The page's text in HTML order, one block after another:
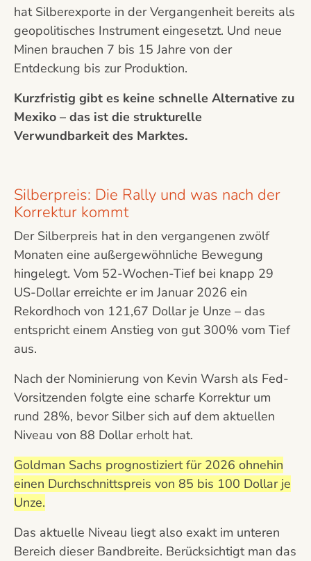
hat Silberexporte in der Vergangenheit bereits als
geopolitisches Instrument eingesetzt. Und neue
Minen brauchen 7 bis 15 Jahre von der
Entdeckung bis zur Produktion.
Kurzfristig gibt es keine schnelle Alternative zu
Mexiko – das ist die strukturelle
Verwundbarkeit des Marktes.
Silberpreis: Die Rally und was nach der
Korrektur kommt
Der Silberpreis hat in den vergangenen zwölf
Monaten eine außergewöhnliche Bewegung
hingelegt. Vom 52-Wochen-Tief bei knapp 29
US-Dollar erreichte er im Januar 2026 ein
Rekordhoch von 121,67 Dollar je Unze – das
entspricht einem Anstieg von gut 300% vom Tief
aus.
Nach der Nominierung von Kevin Warsh als Fed-
Vorsitzenden folgte eine scharfe Korrektur um
rund 28%, bevor Silber sich auf dem aktuellen
Niveau von 88 Dollar erholt hat.
Goldman Sachs prognostiziert für 2026 ohnehin
einen Durchschnittspreis von 85 bis 100 Dollar je
Unze.
Das aktuelle Niveau liegt also exakt im unteren
Bereich dieser Bandbreite. Berücksichtigt man das